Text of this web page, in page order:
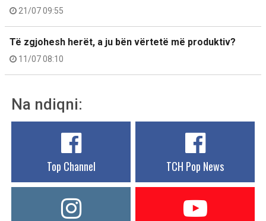
21/07 09:55
Të zgjohesh herët, a ju bën vërtetë më produktiv?
11/07 08:10
Na ndiqni:
Top Channel TCH Pop News